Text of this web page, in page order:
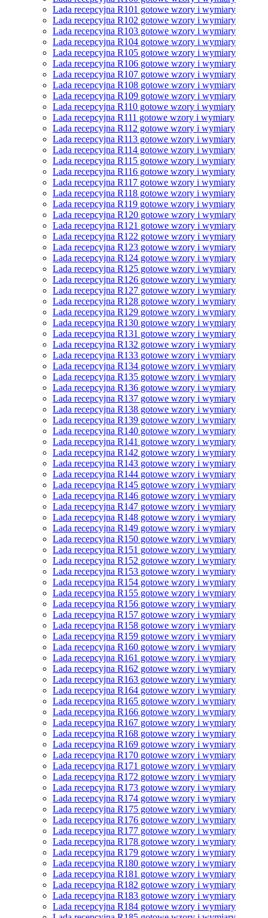
Lada recepcyjna R101 gotowe wzory i wymiary
Lada recepcyjna R102 gotowe wzory i wymiary
Lada recepcyjna R103 gotowe wzory i wymiary
Lada recepcyjna R104 gotowe wzory i wymiary
Lada recepcyjna R105 gotowe wzory i wymiary
Lada recepcyjna R106 gotowe wzory i wymiary
Lada recepcyjna R107 gotowe wzory i wymiary
Lada recepcyjna R108 gotowe wzory i wymiary
Lada recepcyjna R109 gotowe wzory i wymiary
Lada recepcyjna R110 gotowe wzory i wymiary
Lada recepcyjna R111 gotowe wzory i wymiary
Lada recepcyjna R112 gotowe wzory i wymiary
Lada recepcyjna R113 gotowe wzory i wymiary
Lada recepcyjna R114 gotowe wzory i wymiary
Lada recepcyjna R115 gotowe wzory i wymiary
Lada recepcyjna R116 gotowe wzory i wymiary
Lada recepcyjna R117 gotowe wzory i wymiary
Lada recepcyjna R118 gotowe wzory i wymiary
Lada recepcyjna R119 gotowe wzory i wymiary
Lada recepcyjna R120 gotowe wzory i wymiary
Lada recepcyjna R121 gotowe wzory i wymiary
Lada recepcyjna R122 gotowe wzory i wymiary
Lada recepcyjna R123 gotowe wzory i wymiary
Lada recepcyjna R124 gotowe wzory i wymiary
Lada recepcyjna R125 gotowe wzory i wymiary
Lada recepcyjna R126 gotowe wzory i wymiary
Lada recepcyjna R127 gotowe wzory i wymiary
Lada recepcyjna R128 gotowe wzory i wymiary
Lada recepcyjna R129 gotowe wzory i wymiary
Lada recepcyjna R130 gotowe wzory i wymiary
Lada recepcyjna R131 gotowe wzory i wymiary
Lada recepcyjna R132 gotowe wzory i wymiary
Lada recepcyjna R133 gotowe wzory i wymiary
Lada recepcyjna R134 gotowe wzory i wymiary
Lada recepcyjna R135 gotowe wzory i wymiary
Lada recepcyjna R136 gotowe wzory i wymiary
Lada recepcyjna R137 gotowe wzory i wymiary
Lada recepcyjna R138 gotowe wzory i wymiary
Lada recepcyjna R139 gotowe wzory i wymiary
Lada recepcyjna R140 gotowe wzory i wymiary
Lada recepcyjna R141 gotowe wzory i wymiary
Lada recepcyjna R142 gotowe wzory i wymiary
Lada recepcyjna R143 gotowe wzory i wymiary
Lada recepcyjna R144 gotowe wzory i wymiary
Lada recepcyjna R145 gotowe wzory i wymiary
Lada recepcyjna R146 gotowe wzory i wymiary
Lada recepcyjna R147 gotowe wzory i wymiary
Lada recepcyjna R148 gotowe wzory i wymiary
Lada recepcyjna R149 gotowe wzory i wymiary
Lada recepcyjna R150 gotowe wzory i wymiary
Lada recepcyjna R151 gotowe wzory i wymiary
Lada recepcyjna R152 gotowe wzory i wymiary
Lada recepcyjna R153 gotowe wzory i wymiary
Lada recepcyjna R154 gotowe wzory i wymiary
Lada recepcyjna R155 gotowe wzory i wymiary
Lada recepcyjna R156 gotowe wzory i wymiary
Lada recepcyjna R157 gotowe wzory i wymiary
Lada recepcyjna R158 gotowe wzory i wymiary
Lada recepcyjna R159 gotowe wzory i wymiary
Lada recepcyjna R160 gotowe wzory i wymiary
Lada recepcyjna R161 gotowe wzory i wymiary
Lada recepcyjna R162 gotowe wzory i wymiary
Lada recepcyjna R163 gotowe wzory i wymiary
Lada recepcyjna R164 gotowe wzory i wymiary
Lada recepcyjna R165 gotowe wzory i wymiary
Lada recepcyjna R166 gotowe wzory i wymiary
Lada recepcyjna R167 gotowe wzory i wymiary
Lada recepcyjna R168 gotowe wzory i wymiary
Lada recepcyjna R169 gotowe wzory i wymiary
Lada recepcyjna R170 gotowe wzory i wymiary
Lada recepcyjna R171 gotowe wzory i wymiary
Lada recepcyjna R172 gotowe wzory i wymiary
Lada recepcyjna R173 gotowe wzory i wymiary
Lada recepcyjna R174 gotowe wzory i wymiary
Lada recepcyjna R175 gotowe wzory i wymiary
Lada recepcyjna R176 gotowe wzory i wymiary
Lada recepcyjna R177 gotowe wzory i wymiary
Lada recepcyjna R178 gotowe wzory i wymiary
Lada recepcyjna R179 gotowe wzory i wymiary
Lada recepcyjna R180 gotowe wzory i wymiary
Lada recepcyjna R181 gotowe wzory i wymiary
Lada recepcyjna R182 gotowe wzory i wymiary
Lada recepcyjna R183 gotowe wzory i wymiary
Lada recepcyjna R184 gotowe wzory i wymiary